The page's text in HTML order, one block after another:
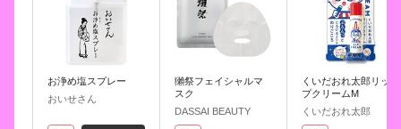
お浄め塩スプレー
おいせさん
獺祭フェイシャルマ
スク
DASSAI BEAUTY
くいだおれ太郎リッ
プクリームM
くいだおれ太郎